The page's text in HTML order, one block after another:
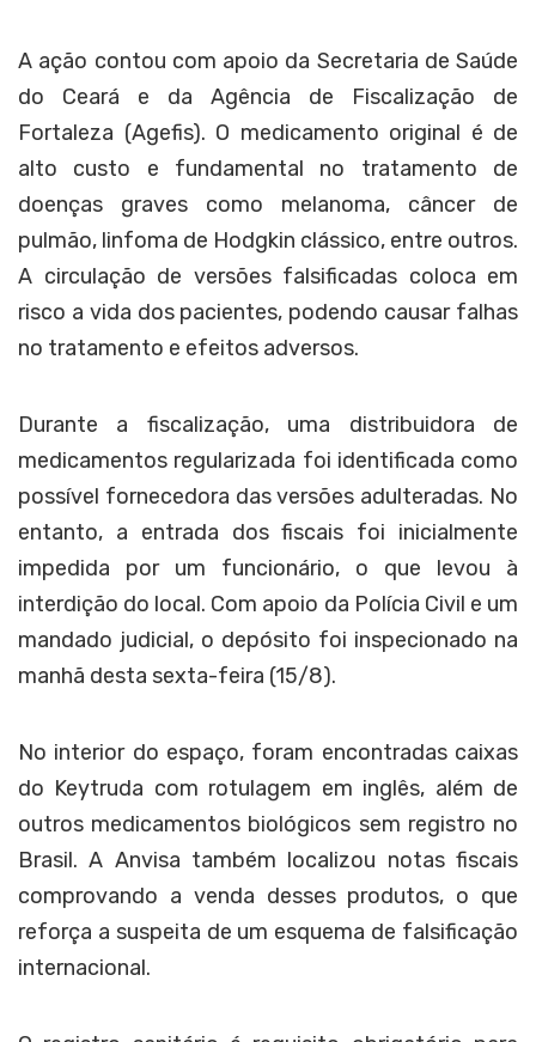
A ação contou com apoio da Secretaria de Saúde
do Ceará e da Agência de Fiscalização de
Fortaleza (Agefis). O medicamento original é de
alto custo e fundamental no tratamento de
doenças graves como melanoma, câncer de
pulmão, linfoma de Hodgkin clássico, entre outros.
A circulação de versões falsificadas coloca em
risco a vida dos pacientes, podendo causar falhas
no tratamento e efeitos adversos.
Durante a fiscalização, uma distribuidora de
medicamentos regularizada foi identificada como
possível fornecedora das versões adulteradas. No
entanto, a entrada dos fiscais foi inicialmente
impedida por um funcionário, o que levou à
interdição do local. Com apoio da Polícia Civil e um
mandado judicial, o depósito foi inspecionado na
manhã desta sexta-feira (15/8).
No interior do espaço, foram encontradas caixas
do Keytruda com rotulagem em inglês, além de
outros medicamentos biológicos sem registro no
Brasil. A Anvisa também localizou notas fiscais
comprovando a venda desses produtos, o que
reforça a suspeita de um esquema de falsificação
internacional.